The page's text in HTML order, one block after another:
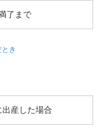
了まで
き
産した場合